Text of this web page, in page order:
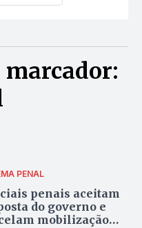
marcador:
PENAL
penais aceitam
do governo e
mobilização